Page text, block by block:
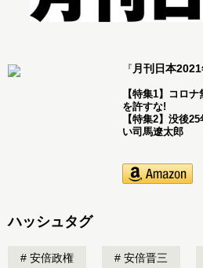
『 月刊日本
【特集1】コロ
を許すな!
【特集2】没後
い司馬遼太郎
ハッシュタグ
安倍政権 安倍晋三